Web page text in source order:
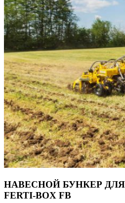
НАВЕСНОЙ БУНКЕР
FERTI-BOX FB